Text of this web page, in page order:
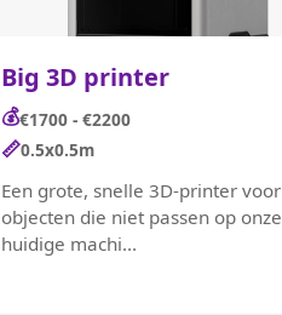
Big 3D printer
💰€1700 - €2200
📏0.5x0.5m
Een grote, snelle 3D-printer voor
objecten die niet passen op onze
huidige machi...